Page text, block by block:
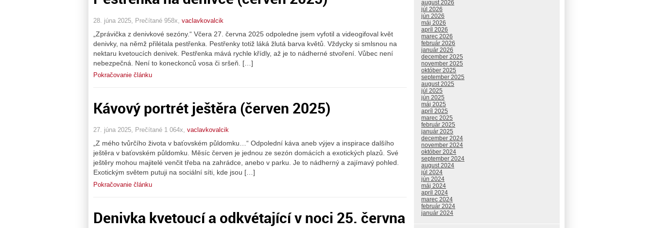
28. júna 2025, Prečítané 958x, vaclavkovalcik
„Zprávička z denivkové sezóny.“ Včera 27. června 2025 odpoledne jsem vyfotil a videogifoval květ
denivky, na němž přilétala pestřenka. Pestřenky totiž láká žlutá barva květů. Vždycky si smlsnou na
nektaru kvetoucích denivek. Pestřenka mává rychle křídly, až je to nádherné stvoření. Vůbec není
nebezpečná. Není to koneckonců vosa či sršeň. […]
Pokračovanie článku
Kávový portrét ještěra (červen 2025)
27. júna 2025, Prečítané 1 064x, vaclavkovalcik
„Z mého tvůrčího života v baťovském půldomku…“ Odpolední káva aneb výjev a inspirace dalšího
ještěra v baťovském půldomku. Měsíc červen je jednou ze sezón domácích a exotických plazů. Své
ještěry mohou majitelé venčit třeba na zahrádce, anebo v parku. Je to nádherný a zajímavý pohled.
Exotickým světem putuji na sociální síti, kde jsou […]
Pokračovanie článku
Denivka kvetoucí a odkvétající v noci 25. června
august 2026
júl 2026
jún 2026
máj 2026
apríl 2026
marec 2026
február 2026
január 2026
december 2025
november 2025
október 2025
september 2025
august 2025
júl 2025
jún 2025
máj 2025
apríl 2025
marec 2025
február 2025
január 2025
december 2024
november 2024
október 2024
september 2024
august 2024
júl 2024
jún 2024
máj 2024
apríl 2024
marec 2024
február 2024
január 2024